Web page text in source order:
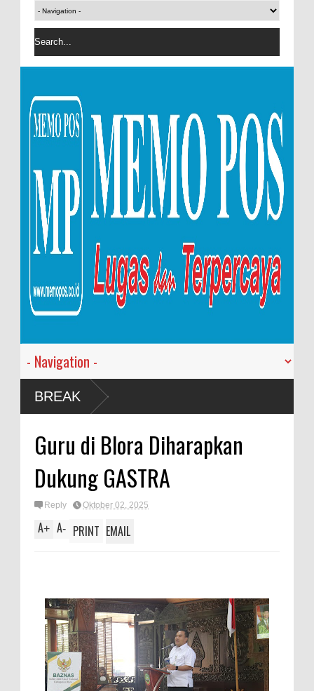
BREAK
Guru di Blora Diharapkan
Dukung GASTRA
Reply Oktober 02, 2025
A+ A- PRINT EMAIL